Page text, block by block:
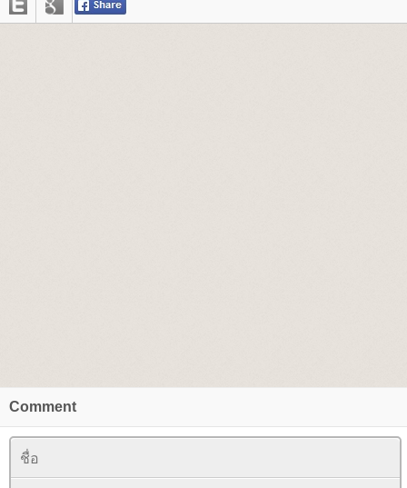
ซึมเศร้าชนิดนี้ จัดเป็นปัญหาอย่างมาก เพราะทำให้สูญเสียบุคลากร
1. รู้สึกไม่ชอบลูก โกรธ หรือ เกลียด ลูกที่พึ่งคลอด
2. รู้สึกไม่ผูกพันกับลูก หรือ ไม่มีความรู้สึกอะไรกับลูก
3. มีความรู้สึกวิตกกังวล คิดว่า เป็นแม่ที่ดีไม่ได้ หรือ คิดว่าเลี้ยงลูกไ
4. นอนไม่หลับ หรือ รู้สึกว่า อยากนอนตลอดเวลา คิดว่า นอนไม่เพีย
จะนอนเท่าไร
Comment